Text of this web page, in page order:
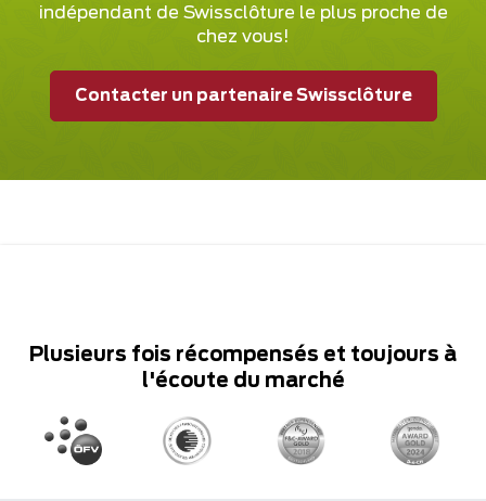
indépendant de Swissclôture le plus proche de
chez vous!
Contacter un partenaire Swissclôture
Plusieurs fois récompensés et toujours à
l'écoute du marché